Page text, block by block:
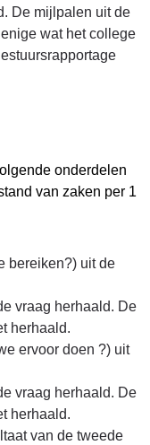
De mijlpalen uit de
wat het college
onderdelen
van zaken per 1
bereiken?) uit de
vraag herhaald. De
herhaald.
ervoor doen ?) uit
vraag herhaald. De
herhaald.
van de tweede